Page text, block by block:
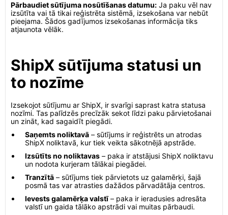
Pārbaudiet sūtījuma nosūtīšanas datumu: Ja paku vēl nav
izsūtīta vai tā tikai reģistrēta sistēmā, izsekošana var nebūt
pieejama. Šādos gadījumos izsekošanas informācija tiks
atjaunota vēlāk.
ShipX sūtījuma statusi un
to nozīme
Izsekojot sūtījumu ar ShipX, ir svarīgi saprast katra statusa
nozīmi. Tas palīdzēs precīzāk sekot līdzi paku pārvietošanai
un zināt, kad sagaidīt piegādi.
Saņemts noliktavā – sūtījums ir reģistrēts un atrodas
ShipX noliktavā, kur tiek veikta sākotnējā apstrāde.
Izsūtīts no noliktavas – paka ir atstājusi ShipX noliktavu
un nodota kurjeram tālākai piegādei.
Tranzītā – sūtījums tiek pārvietots uz galamērķi, šajā
posmā tas var atrasties dažādos pārvadātāja centros.
Ievests galamērķa valstī– paka ir ieradusies adresāta
valstī un gaida tālāko apstrādi vai muitas pārbaudi.